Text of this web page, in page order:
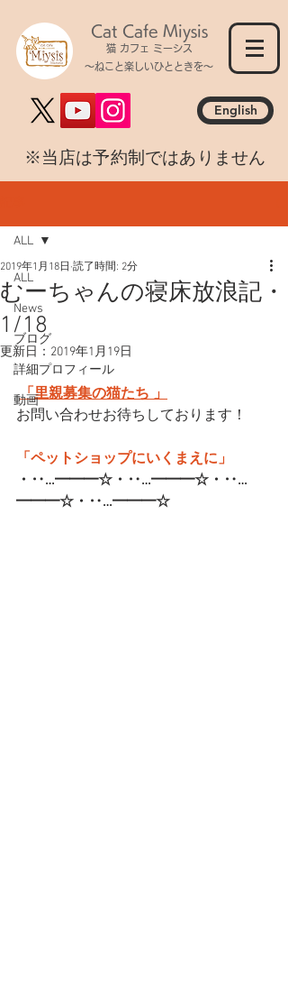
Cat Cafe Miysis
猫 カフェ ミーシス
～ねこと楽しいひとときを～
English
​※当店は予約制ではありません
ALL
News
ブログ
詳細プロフィール
動画
ALL
むーちゃんの寝床放浪記・
1/18
2019年1月18日 読了時間: 2分
更新日： 2019年1月19日
「里親募集の猫たち 」
お問い合わせお待ちしております！
「ペットショップにいくまえに」
・‥…━━━☆・‥…━━━☆・‥…
━━━☆・‥…━━━☆